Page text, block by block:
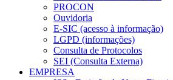
PROCON
Ouvidoria
E-SIC (acesso à informação)
LGPD (informações)
Consulta de Protocolos
SEI (Consulta Externa)
EMPRESA